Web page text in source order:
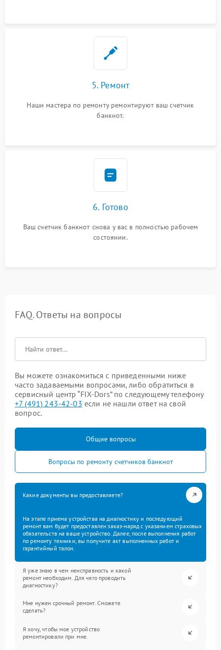
5. Ремонт
Наши мастера по ремонту ремонтируют ваш счетчик
банкнот.
6. Готово
Ваш счетчик банкнот снова у вас в полностью рабочем
состоянии.
FAQ. Ответы на вопросы
Вы можете ознакомиться с приведенными ниже
часто задаваемыми вопросами, либо обратиться в
сервисный центр “FIX-Dors” по следующему телефону
+7 (491) 243-42-03 если не нашли ответ на свой
вопрос.
Общие вопросы
Вопросы по ремонту счетчиков банкнот
Какие документы вы предоставляете?
На этапе приема устройства на диагностику и последующий
ремонт вам будет предоставлен заказ-наряд с указанием страховых
обязательств на ваше устройство. Далее, после выполнения работ
по ремонту техники, вы получите акт выполненных работ и
гарантийный талон.
Я уже знаю в чем неисправность и какой
ремонт необходим. Для чего проводить
диагностику?
Мне нужен срочный ремонт. Сможете
сделать?
Я хочу, чтобы мое устройство
ремонтировали при мне.